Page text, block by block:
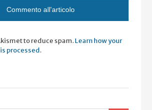
to reduce spam.Learn how your
processed.